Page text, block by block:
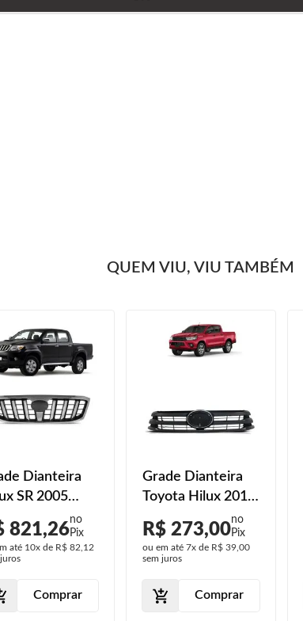
QUEM VIU, VIU TAMBÉM
Dianteira
SR 2005
2007 2008
821,26
até 10x de R$ 82,12
Comprar
Grade Dianteira
Toyota Hilux 2016
2017 Preta Com
Friso
R$ 273,00
ou em até 7x de R$ 39,00
sem juros
Comprar